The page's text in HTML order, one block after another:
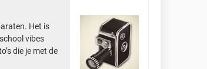
Het is
vibes
die je met de